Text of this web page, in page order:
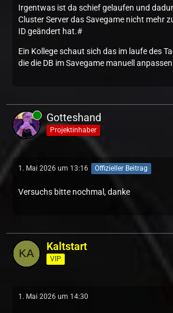
Irgentwas ist da schief gelaufen und
Cluster Server das Savegame nicht mehr
ID geändert hat.#
Ein Kollege schaut sich das im laufe des
die die DB im Savegame manuell
Gotteshand
Projektinhaber
1. Mai 2026 um 13:16 Offizieller Beitrag
Versuchs bitte nochmal, danke
Kaltstart
VIP
1. Mai 2026 um 14:30